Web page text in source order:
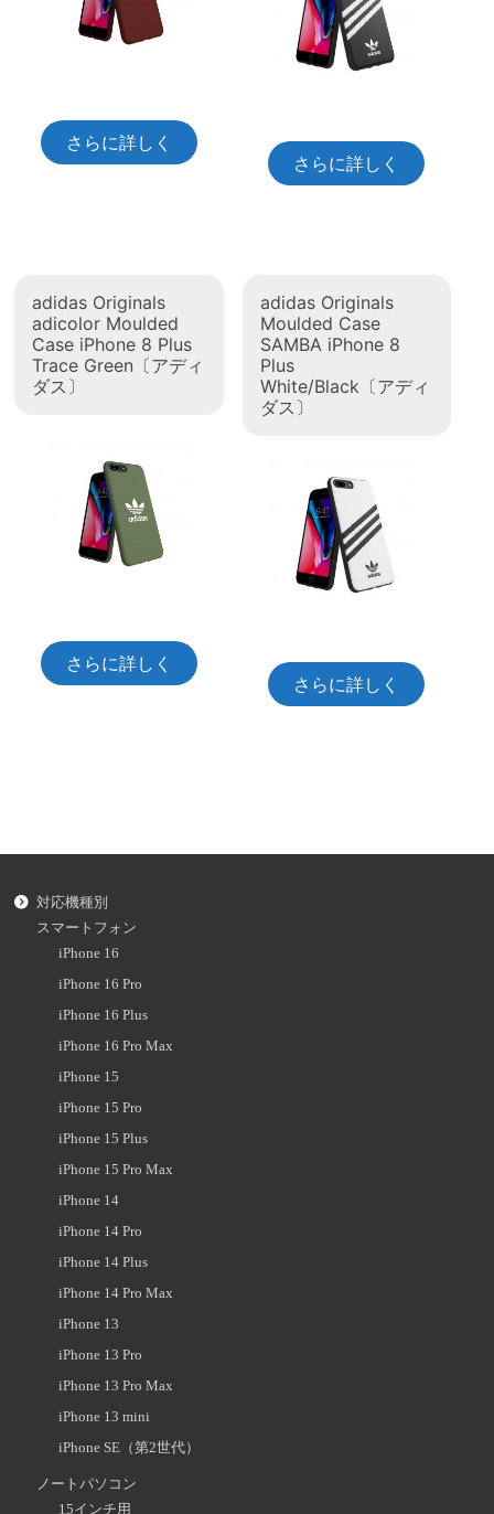
さらに詳しく
さらに詳しく
adidas Originals
adicolor Moulded
Case iPhone 8 Plus
Trace Green〔アディ
ダス〕
さらに詳しく
adidas Originals
Moulded Case
SAMBA iPhone 8
Plus
White/Black〔アディ
ダス〕
さらに詳しく
対応機種別
スマートフォン
iPhone 16
iPhone 16 Pro
iPhone 16 Plus
iPhone 16 Pro Max
iPhone 15
iPhone 15 Pro
iPhone 15 Plus
iPhone 15 Pro Max
iPhone 14
iPhone 14 Pro
iPhone 14 Plus
iPhone 14 Pro Max
iPhone 13
iPhone 13 Pro
iPhone 13 Pro Max
iPhone 13 mini
iPhone SE（第2世代）
ノートパソコン
15インチ用